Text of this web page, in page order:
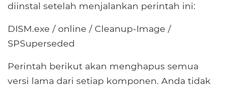
diinstal setelah menjalankan perintah ini:
DISM.exe / online / Cleanup-Image /
SPSuperseded
Perintah berikut akan menghapus semua
versi lama dari setiap komponen. Anda tidak